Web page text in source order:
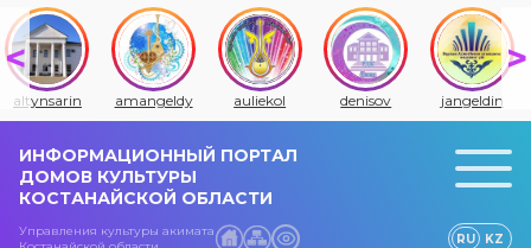
altynsarin amangeldy auliekol denisov jangeldin
ИНФОРМАЦИОННЫЙ ПОРТАЛ
ДОМОВ КУЛЬТУРЫ
КОСТАНАЙСКОЙ ОБЛАСТИ
Управления культуры акимата
RU KZ